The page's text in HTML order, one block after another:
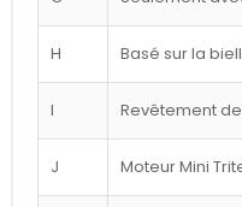
H Basé sur la
I Revêtement
J Moteur Mini